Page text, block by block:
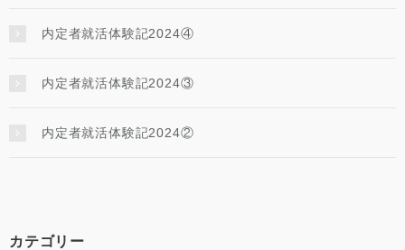
内定者就活体験記2024④
内定者就活体験記2024③
内定者就活体験記2024②
カテゴリー